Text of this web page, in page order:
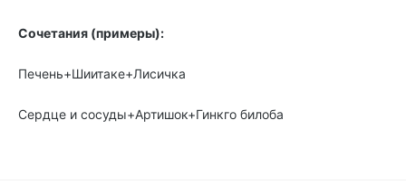
Сочетания (примеры):
Печень+Шиитаке+Лисичка
Сердце и сосуды+Артишок+Гинкго билоба